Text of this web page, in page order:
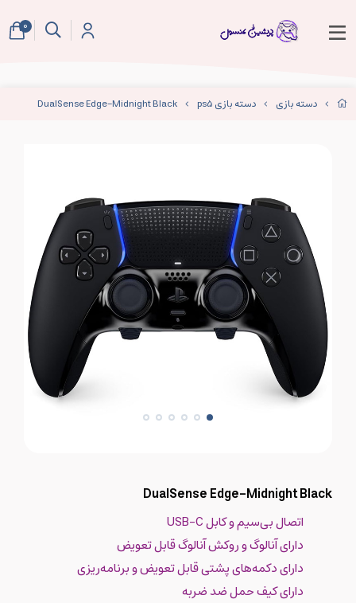
دسته بازی دسته بازی ps5 DualSense Edge-Midnight Black
DualSense Edge-Midnight Black
اتصال بی‌سیم و کابل USB-C
دارای آنالوگ و روکش آنالوگ قابل تعویض
دارای دکمه‌های پشتی قابل تعویض و برنامه‌ریزی
دارای کیف حمل ضد ضربه
0